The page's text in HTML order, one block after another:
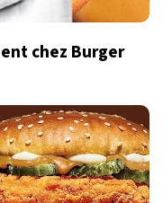
chez Burger